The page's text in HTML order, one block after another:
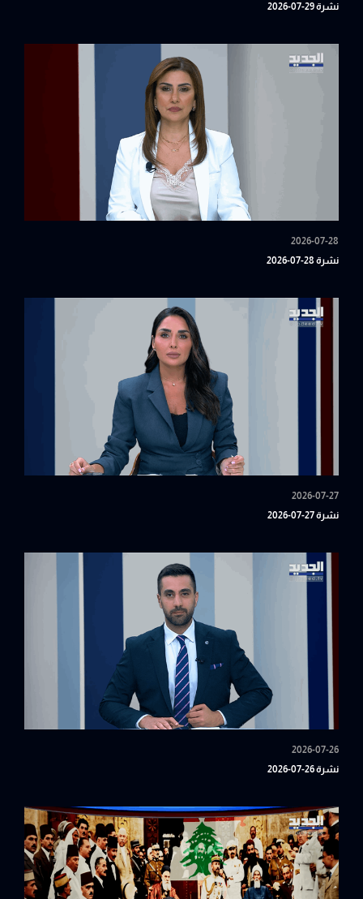
نشرة 29-07-2026
2026-07-28
نشرة 28-07-2026
2026-07-27
نشرة 27-07-2026
2026-07-26
نشرة 26-07-2026